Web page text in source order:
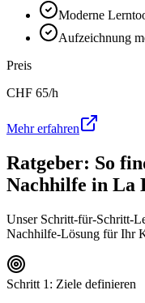
Moderne
Aufzeichnung
Preis
CHF 65/h
Mehr erfahren
Ratgeber: So
Nachhilfe in La
Unser Schritt-für-Schritt-
Nachhilfe-Lösung für Ihr
Schritt 1: Ziele definieren